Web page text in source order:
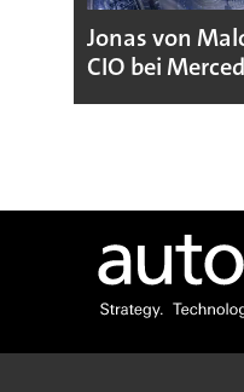
Jonas von
CIO bei